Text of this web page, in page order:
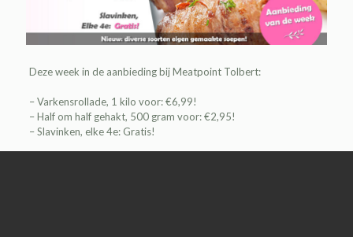
Deze week in de aanbieding bijMeatpoint Tolbert:
– Varkensrollade, 1 kilo voor: €6,99!
– Half om half gehakt, 500 gram voor: €2,95!
– Slavinken, elke 4e: Gratis!